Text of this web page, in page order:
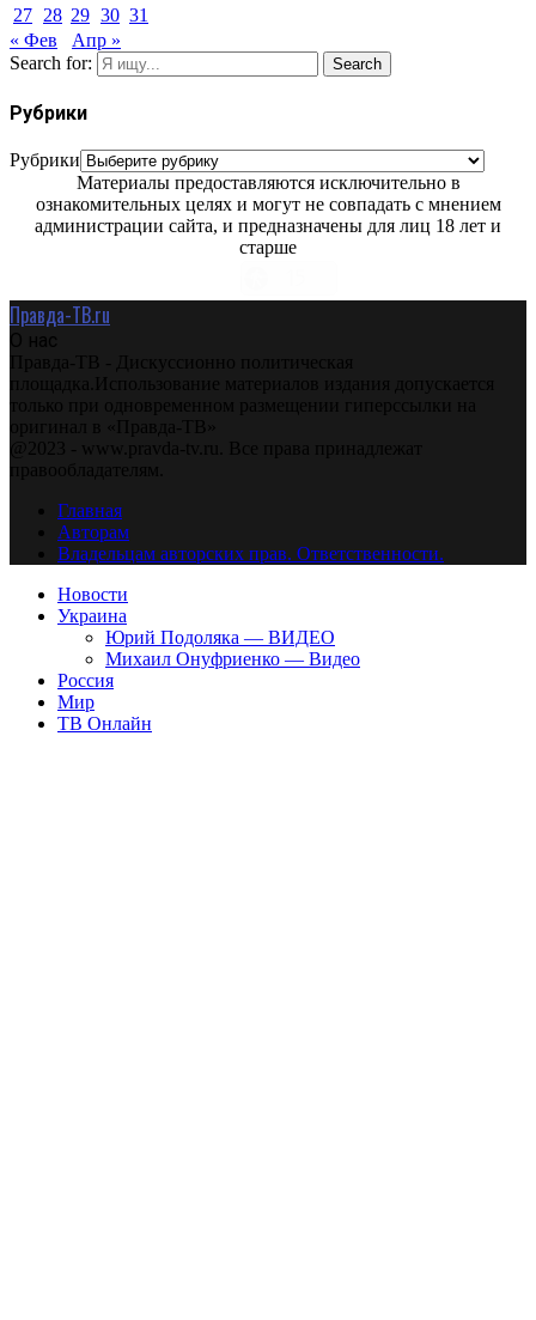
27 28 29 30 31
« Фев
Апр »
Search for:
Search
Рубрики
Рубрики
Материалы предоставляются исключительно в
ознакомительных целях и могут не совпадать с мнением
администрации сайта, и предназначены для лиц 18 лет и
старше
Правда-ТВ.ru
О нас
Правда-ТВ - Дискуссионно политическая
площадка.Использование материалов издания допускается
только при одновременном размещении гиперссылки на
оригинал в «Правда-ТВ»
@2023 - www.pravda-tv.ru. Все права принадлежат
правообладателям.
Главная
Авторам
Владельцам авторских прав. Ответственности.
Новости
Украина
Юрий Подоляка — ВИДЕО
Михаил Онуфриенко — Видео
Россия
Мир
ТВ Онлайн